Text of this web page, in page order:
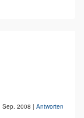
Sep. 2008 | Antworten